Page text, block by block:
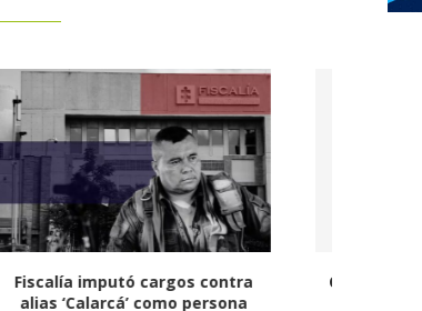
CTI adelanta allanamientos en
Valledupar y La Paz por